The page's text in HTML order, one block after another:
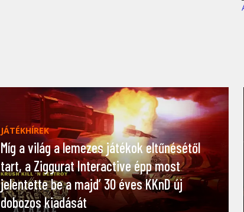
JÁTÉKHÍREK
Míg a világ a lemezes játékok eltűnésétől
tart, a Ziggurat Interactive épp most
jelentette be a majd’ 30 éves KKnD új
dobozos kiadását